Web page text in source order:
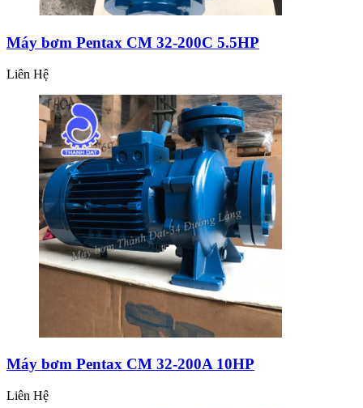
Máy bơm Pentax CM 32-200C 5.5HP
Liên Hệ
Máy bơm Pentax CM 32-200A 10HP
Liên Hệ